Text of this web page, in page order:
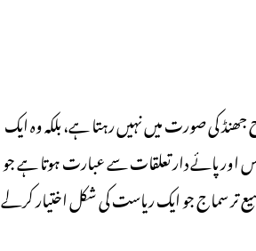
کی صورت میں نہیں رہتا ہے، بلکہ وہ ایک
اور پائے دار تعلقات سے عبارت ہوتا ہے جو
تر سماج جو ایک ریاست کی شکل اختیار کرلے